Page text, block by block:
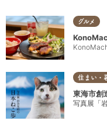
グルメ
住まい・
東海市創
写真展「